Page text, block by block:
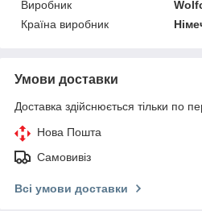
Виробник
Країна виробник
Умови доставки
Доставка здійснюється тільки по
Нова Пошта
Самовивіз
Всі умови доставки